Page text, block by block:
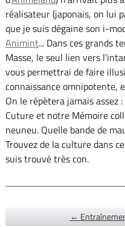
réalisateur (japonais, on lui
que je suis dégaine son i-
Animint... Dans ces grands
Masse, le seul lien vers
vous permettrai de faire
connaissance omnipotente,
On le répètera jamais
Cuture et notre Mémoire
neuneu. Quelle bande de
Trouvez de la culture dans
suis trouvé très con.
←